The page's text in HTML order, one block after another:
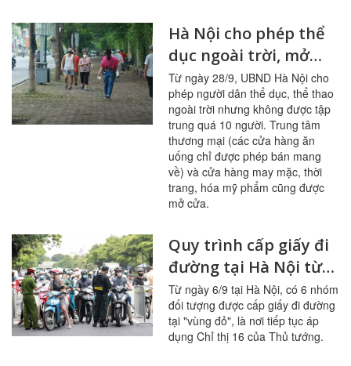
Hà Nội cho phép thể
dục ngoài trời, mở
cửa trung tâm
thương mại, thời
trang, hóa mỹ phẩm
Từ ngày 28/9, UBND Hà Nội cho
phép người dân thể dục, thể thao
ngoài trời nhưng không được tập
trung quá 10 người. Trung tâm
thương mại (các cửa hàng ăn
uống chỉ được phép bán mang
về) và cửa hàng may mặc, thời
trang, hóa mỹ phẩm cũng được
mở cửa.
Quy trình cấp giấy đi
đường tại Hà Nội từ
ngày 6/9 theo hướng
dẫn của Công An Tp
Hà Nội
Từ ngày 6/9 tại Hà Nội, có 6 nhóm
đối tượng được cấp giấy đi đường
tại "vùng đỏ", là nơi tiếp tục áp
dụng Chỉ thị 16 của Thủ tướng.